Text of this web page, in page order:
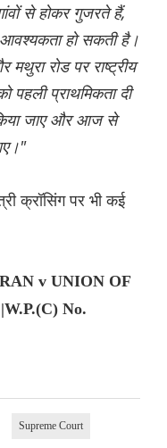
से होकर गुजरते हैं,
हो सकती है।
मथुरा रोड पर राष्ट्रीय
पहली प्राथमिकता दी
जाए और आज से
क्रॉसिंग पर भी कई
v UNION OF
No.
Supreme Court